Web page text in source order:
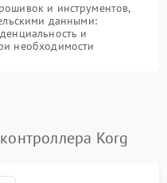
и инструментов,
данными:
и
необходимости
Korg